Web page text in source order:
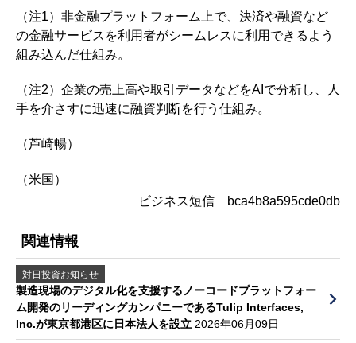
（注1）非金融プラットフォーム上で、決済や融資など
の金融サービスを利用者がシームレスに利用できるよう
組み込んだ仕組み。
（注2）企業の売上高や取引データなどをAIで分析し、人
手を介さすに迅速に融資判断を行う仕組み。
（芦崎暢）
（米国）
ビジネス短信 bca4b8a595cde0db
関連情報
対日投資お知らせ
製造現場のデジタル化を支援するノーコードプラットフォー
ム開発のリーディングカンパニーであるTulip Interfaces,
Inc.が東京都港区に日本法人を設立 2026年06月09日